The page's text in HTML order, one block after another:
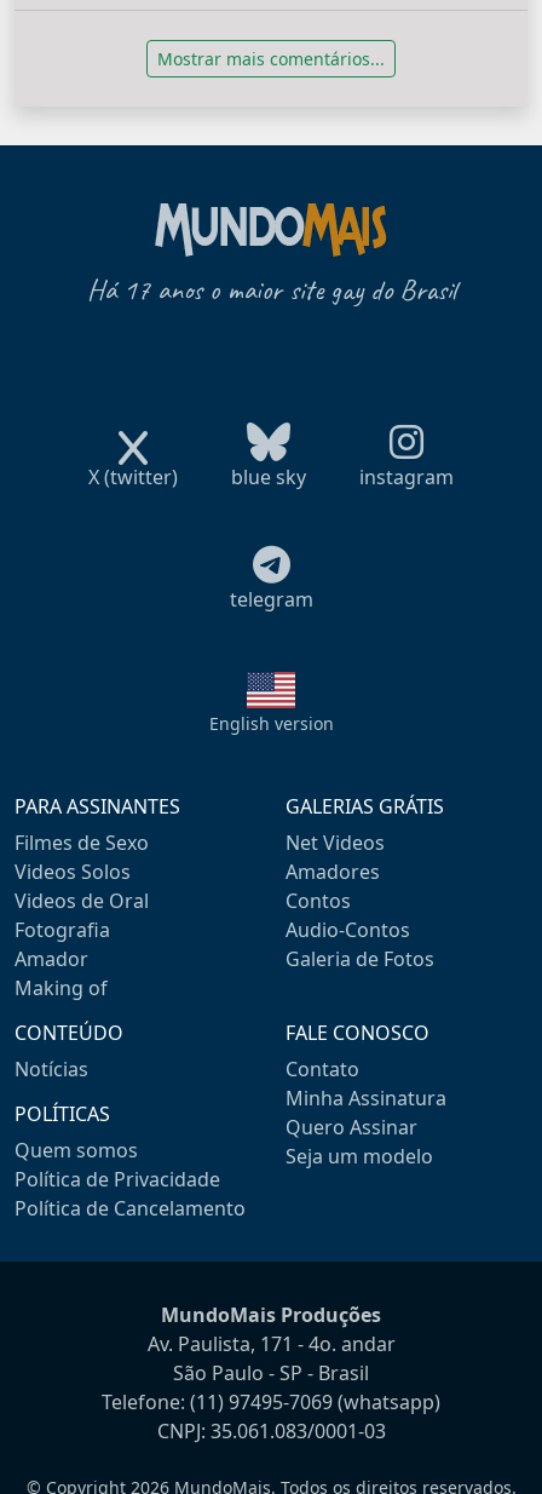
Mostrar mais comentários...
Há 17 anos o maior site gay do Brasil
X (twitter) blue sky instagram
telegram
English version
PARA ASSINANTES
Filmes de Sexo
Videos Solos
Videos de Oral
Fotografia
Amador
Making of
GALERIAS GRÁTIS
Net Videos
Amadores
Contos
Audio-Contos
Galeria de Fotos
CONTEÚDO
Notícias
POLÍTICAS
Quem somos
Política de Privacidade
Política de Cancelamento
FALE CONOSCO
Contato
Minha Assinatura
Quero Assinar
Seja um modelo
MundoMais Produções
Av. Paulista, 171 - 4o. andar
São Paulo - SP - Brasil
Telefone: (11) 97495-7069(whatsapp)
CNPJ: 35.061.083/0001-03
© Copyright 2026 MundoMais. Todos os direitos reservados.